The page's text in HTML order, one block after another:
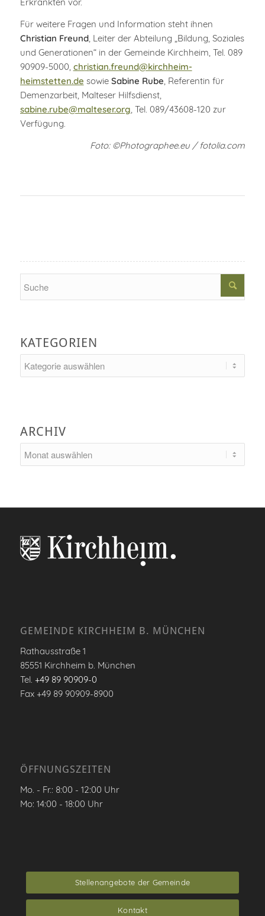
Für weitere Fragen und Information steht ihnen
Christian Freund, Leiter der Abteilung „Bildung, Soziales
und Generationen“ in der Gemeinde Kirchheim, Tel. 089
90909-5000, christian.freund@kirchheim-
heimstetten.de sowie Sabine Rube, Referentin für
Demenzarbeit, Malteser Hilfsdienst,
sabine.rube@malteser.org, Tel. 089/43608-120 zur
Verfügung.
Foto: ©Photographee.eu / fotolia.com
KATEGORIEN
Kategorien
ARCHIV
GEMEINDE KIRCHHEIM B. MÜNCHEN
Rathausstraße 1
85551 Kirchheim b. München
Tel. +49 89 90909-0
Fax +49 89 90909-8900
ÖFFNUNGSZEITEN
Mo. - Fr.: 8:00 - 12:00 Uhr
Mo: 14:00 - 18:00 Uhr
Stellenangebote der Gemeinde
Kontakt